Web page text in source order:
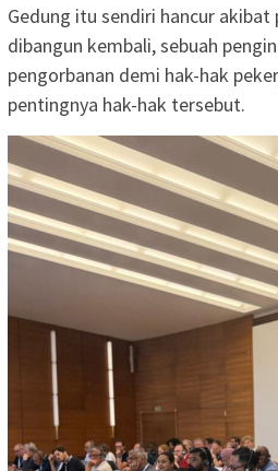
Gedung itu sendiri hancur
dibangun kembali, sebuah
pengorbanan demi hak-hak
pentingnya hak-hak tersebut.